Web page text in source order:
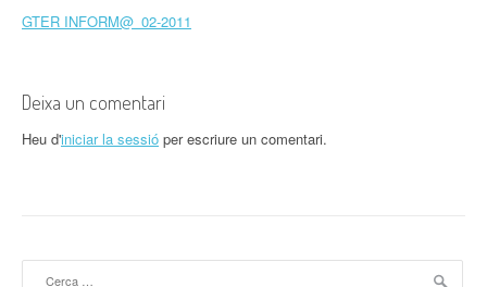
GTER INFORM@_02-2011
Deixa un comentari
Heu d'iniciar la sessió per escriure un comentari.